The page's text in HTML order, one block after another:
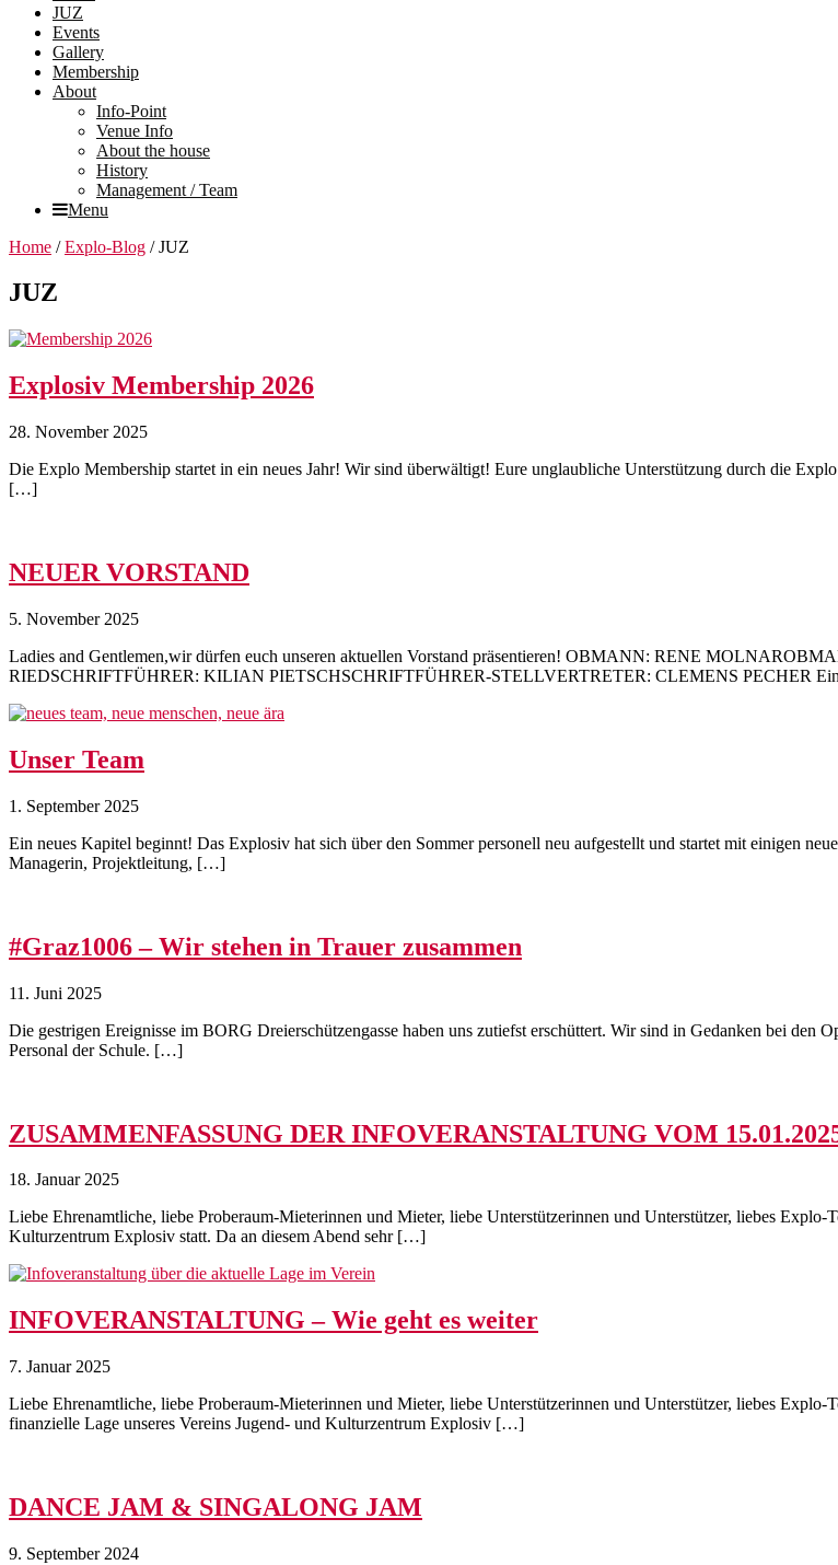
JUZ
Events
Gallery
Membership
About
Info-Point
Venue Info
About the house
History
Management / Team
Menu
Home / Explo-Blog / JUZ
JUZ
Explosiv Membership 2026
28. November 2025
Die Explo Membership startet in ein neues Jahr! Wir sind überwältigt! Eure unglaubliche Unterstützung durch die
[…]
NEUER VORSTAND
5. November 2025
Ladies and Gentlemen,wir dürfen euch unseren aktuellen Vorstand präsentieren! OBMANN: RENE
RIEDSCHRIFTFÜHRER: KILIAN PIETSCHSCHRIFTFÜHRER-STELLVERTRETER: CLEMENS PECHER
Unser Team
1. September 2025
Ein neues Kapitel beginnt! Das Explosiv hat sich über den Sommer personell neu aufgestellt und startet mit einigen
Managerin, Projektleitung, […]
#Graz1006 – Wir stehen in Trauer zusammen
11. Juni 2025
Die gestrigen Ereignisse im BORG Dreierschützengasse haben uns zutiefst erschüttert. Wir sind in Gedanken bei den
Personal der Schule. […]
ZUSAMMENFASSUNG DER INFOVERANSTALTUNG VOM
18. Januar 2025
Liebe Ehrenamtliche, liebe Proberaum-Mieterinnen und Mieter, liebe Unterstützerinnen und Unterstützer, liebes
Kulturzentrum Explosiv statt. Da an diesem Abend sehr […]
INFOVERANSTALTUNG – Wie geht es weiter
7. Januar 2025
Liebe Ehrenamtliche, liebe Proberaum-Mieterinnen und Mieter, liebe Unterstützerinnen und Unterstützer, liebes
finanzielle Lage unseres Vereins Jugend- und Kulturzentrum Explosiv […]
DANCE JAM & SINGALONG JAM
9. September 2024